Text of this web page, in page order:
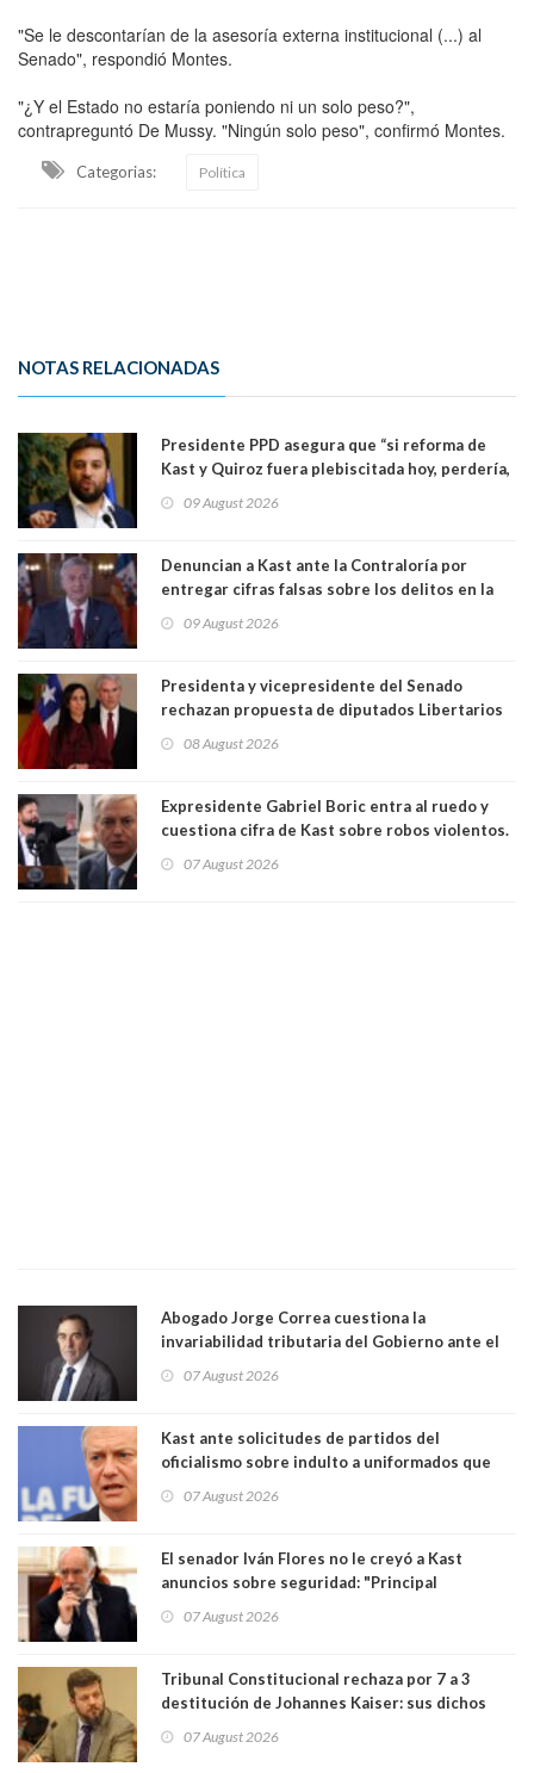
"Se le descontarían de la asesoría externa institucional (...) al
Senado", respondió Montes.
"¿Y el Estado no estaría poniendo ni un solo peso?",
contrapreguntó De Mussy. "Ningún solo peso", confirmó Montes.
Categorias: Política
NOTAS RELACIONADAS
Presidente PPD asegura que “si reforma de
Kast y Quiroz fuera plebiscitada hoy, perdería,
a favor de la oposición, sería una victoria de la
09 August 2026
Denuncian a Kast ante la Contraloría por
entregar cifras falsas sobre los delitos en la
09 August 2026
Presidenta y vicepresidente del Senado
rechazan propuesta de diputados Libertarios
"Constituye un camino equivocado"
08 August 2026
Expresidente Gabriel Boric entra al ruedo y
cuestiona cifra de Kast sobre robos violentos.
07 August 2026
Abogado Jorge Correa cuestiona la
invariabilidad tributaria del Gobierno ante el
democracia” y "defendemos la alternancia en el
07 August 2026
Kast ante solicitudes de partidos del
oficialismo sobre indulto a uniformados que
07 August 2026
El senador Iván Flores no le creyó a Kast
anuncios sobre seguridad: "Principal
perseguir ruta del dinero y levantar secreto
07 August 2026
Tribunal Constitucional rechaza por 7 a 3
destitución de Johannes Kaiser: sus dichos
justicia constitucional porque no es diputado
07 August 2026